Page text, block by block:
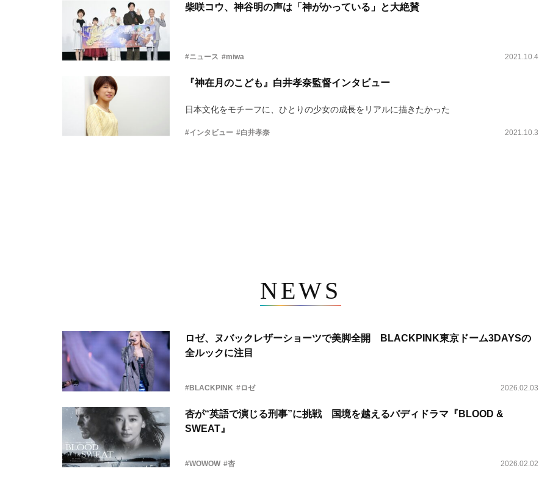
柴咲コウ、神谷明の声は「神がかっている」と大絶賛
#ニュース #miwa 2021.10.4
『神在月のこども』白井孝奈監督インタビュー
日本文化をモチーフに、ひとりの少女の成長をリアルに描きたかった
#インタビュー #白井孝奈 2021.10.3
NEWS
ロゼ、ヌバックレザーショーツで美脚全開 BLACKPINK東京ドーム3DAYSの
全ルックに注目
#BLACKPINK #ロゼ 2026.02.03
杏が“英語で演じる刑事”に挑戦 国境を越えるバディドラマ『BLOOD &
SWEAT』
#WOWOW #杏 2026.02.02